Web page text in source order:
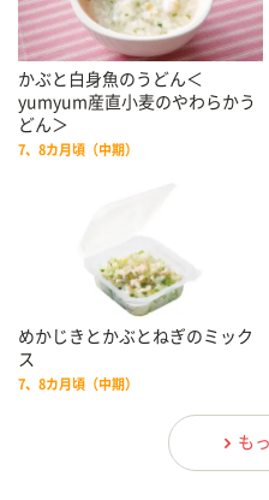
かぶと白身魚のうどん＜
yumyum産直小麦のやわらかう
どん＞
7、8カ月頃（中期）
めかじきとかぶとねぎのミック
ス
7、8カ月頃（中期）
も